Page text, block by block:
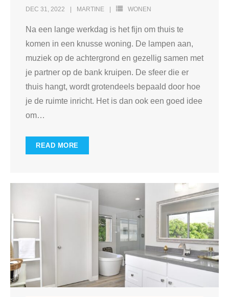
DEC 31, 2022 MARTINE WONEN
Na een lange werkdag is het fijn om thuis te
komen in een knusse woning. De lampen aan,
muziek op de achtergrond en gezellig samen met
je partner op de bank kruipen. De sfeer die er
thuis hangt, wordt grotendeels bepaald door hoe
je de ruimte inricht. Het is dan ook een goed idee
om…
READ MORE